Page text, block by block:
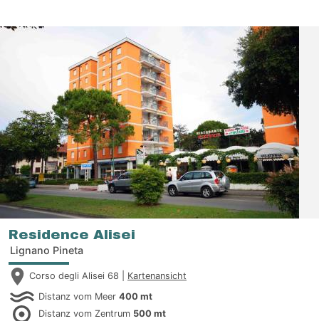
Residence Alisei
Lignano Pineta
Corso degli Alisei 68 | Kartenansicht
Distanz vom Meer 400 mt
Distanz vom Zentrum 500 mt